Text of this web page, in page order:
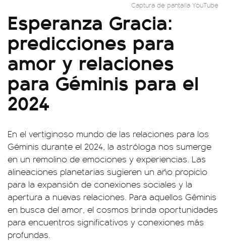
Captura de pantalla YouTube
Esperanza Gracia:
predicciones para
amor y relaciones
para Géminis para el
2024
En el vertiginoso mundo de las relaciones para los
Géminis durante el 2024, la astróloga nos sumerge
en un remolino de emociones y experiencias. Las
alineaciones planetarias sugieren un año propicio
para la expansión de conexiones sociales y la
apertura a nuevas relaciones. Para aquellos Géminis
en busca del amor, el cosmos brinda oportunidades
para encuentros significativos y conexiones más
profundas.